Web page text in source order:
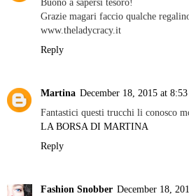
Buono a sapersi tesoro!
Grazie magari faccio qualche
www.theladycracy.it
Reply
Martina December 18, 2015 at
Fantastici questi trucchi li conosco
LA BORSA DI MARTINA
Reply
Fashion Snobber December 18,